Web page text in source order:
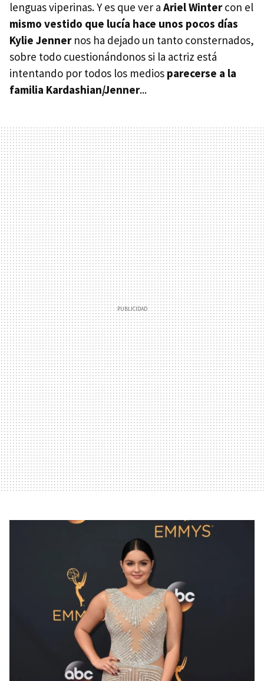
lenguas viperinas. Y es que ver a Ariel Wintercon el
mismo vestido que lucía hace unos pocos días
Kylie Jennernos ha dejado un tanto consternados,
sobre todo cuestionándonos si la actriz está
intentando por todos los medios parecerse a la
familia Kardashian/Jenner...